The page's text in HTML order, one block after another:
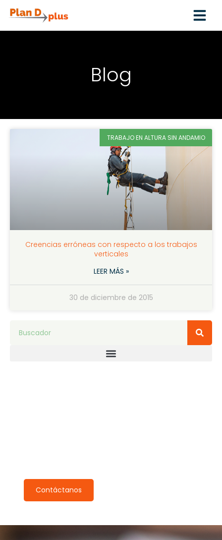
Blog
TRABAJO EN ALTURA SIN ANDAMIO
Creencias erróneas con respecto a los trabajos
verticales
LEER MÁS »
30 de diciembre de 2015
Contáctanos